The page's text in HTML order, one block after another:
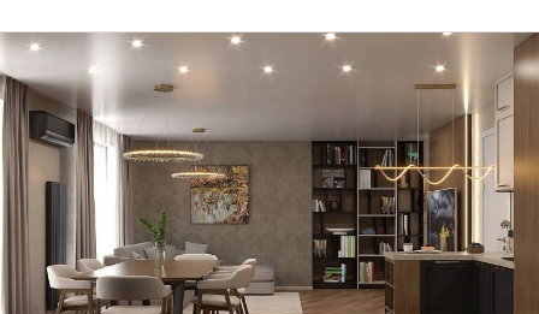
Нов
комплекс
Шампо,
гр.
София